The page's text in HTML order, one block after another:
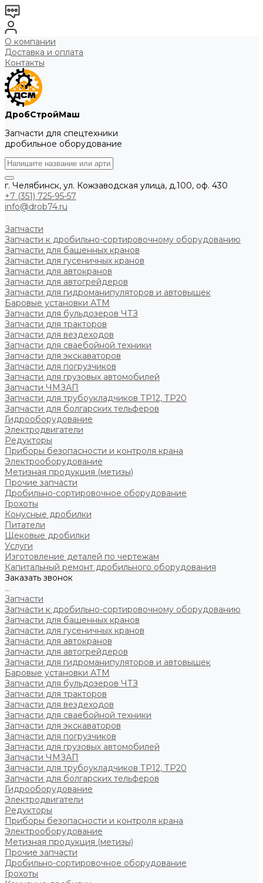
О компании
Доставка и оплата
Контакты
ДробСтройМаш
Запчасти для спецтехники
дробильное оборудование
г. Челябинск, ул. Кожзаводская улица, д.100, оф. 430
+7 (351) 725-95-57
info@drob74.ru
Запчасти
Запчасти к дробильно-сортировочному оборудованию
Запчасти для башенных кранов
Запчасти для гусеничных кранов
Запчасти для автокранов
Запчасти для автогрейдеров
Запчасти для гидроманипуляторов и автовышек
Баровые установки АТМ
Запчасти для бульдозеров ЧТЗ
Запчасти для тракторов
Запчасти для вездеходов
Запчасти для сваебойной техники
Запчасти для экскаваторов
Запчасти для погрузчиков
Запчасти для грузовых автомобилей
Запчасти ЧМЗАП
Запчасти для трубоукладчиков ТР12, ТР20
Запчасти для болгарских тельферов
Гидрооборудование
Электродвигатели
Редукторы
Приборы безопасности и контроля крана
Электрооборудование
Метизная продукция (метизы)
Прочие запчасти
Дробильно-сортировочное оборудование
Грохоты
Конусные дробилки
Питатели
Щековые дробилки
Услуги
Изготовление деталей по чертежам
Капитальный ремонт дробильного оборудования
Заказать звонок
...
Запчасти
Запчасти к дробильно-сортировочному оборудованию
Запчасти для башенных кранов
Запчасти для гусеничных кранов
Запчасти для автокранов
Запчасти для автогрейдеров
Запчасти для гидроманипуляторов и автовышек
Баровые установки АТМ
Запчасти для бульдозеров ЧТЗ
Запчасти для тракторов
Запчасти для вездеходов
Запчасти для сваебойной техники
Запчасти для экскаваторов
Запчасти для погрузчиков
Запчасти для грузовых автомобилей
Запчасти ЧМЗАП
Запчасти для трубоукладчиков ТР12, ТР20
Запчасти для болгарских тельферов
Гидрооборудование
Электродвигатели
Редукторы
Приборы безопасности и контроля крана
Электрооборудование
Метизная продукция (метизы)
Прочие запчасти
Дробильно-сортировочное оборудование
Грохоты